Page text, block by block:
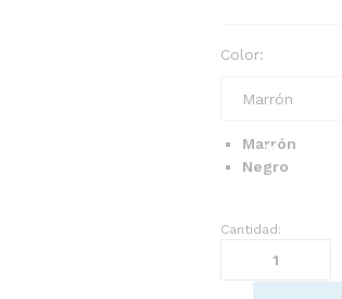
Color:
Marrón
Negro
Bolso
mano
Cantidad: